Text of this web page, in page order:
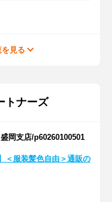
見る
トナーズ
岡支店/p60260100501
＜服装髪色自由＞通販の